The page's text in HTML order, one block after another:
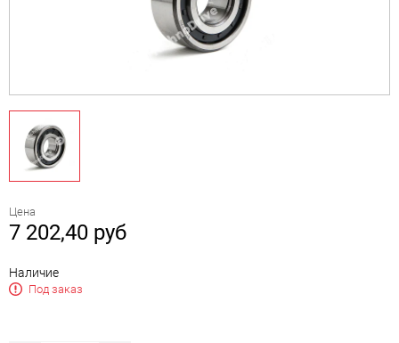
Цена
7 202,40 руб
Наличие
Под заказ